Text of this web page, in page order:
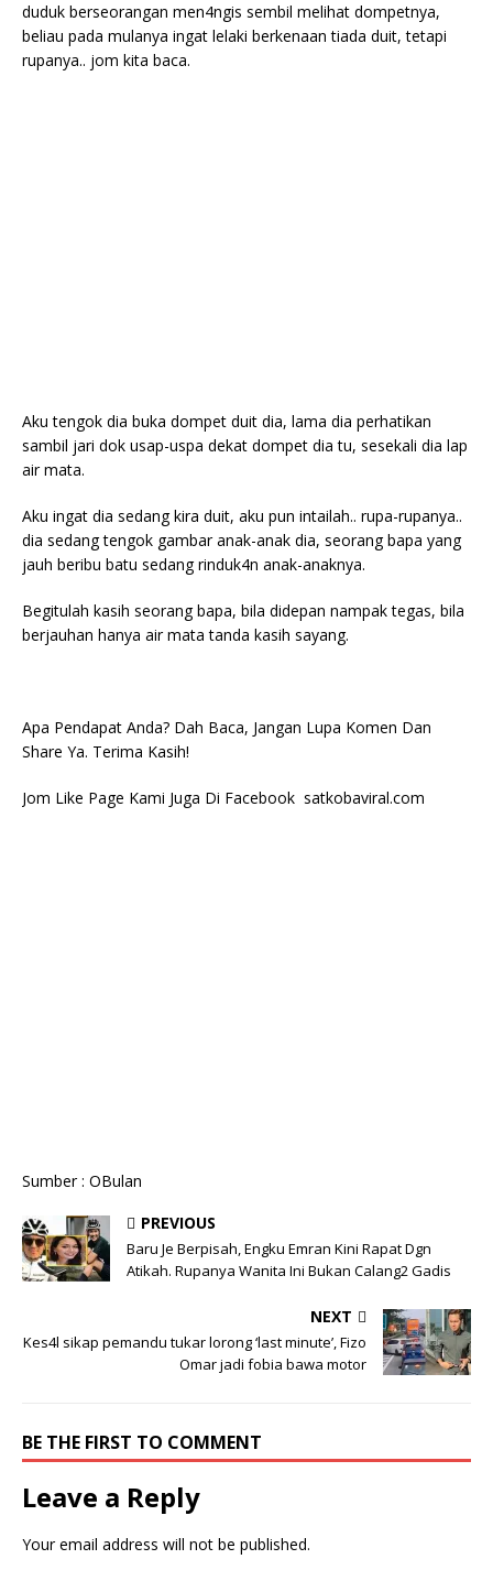
duduk berseorangan men4ngis sembil melihat dompetnya,
beliau pada mulanya ingat lelaki berkenaan tiada duit, tetapi
rupanya.. jom kita baca.
Aku tengok dia buka dompet duit dia, lama dia perhatikan
sambil jari dok usap-uspa dekat dompet dia tu, sesekali dia lap
air mata.
Aku ingat dia sedang kira duit, aku pun intailah.. rupa-rupanya..
dia sedang tengok gambar anak-anak dia, seorang bapa yang
jauh beribu batu sedang rinduk4n anak-anaknya.
Begitulah kasih seorang bapa, bila didepan nampak tegas, bila
berjauhan hanya air mata tanda kasih sayang.
Apa Pendapat Anda? Dah Baca, Jangan Lupa Komen Dan
Share Ya. Terima Kasih!
Jom Like Page Kami Juga Di Facebook satkobaviral.com
Sumber : OBulan
PREVIOUS
Baru Je Berpisah, Engku Emran Kini Rapat Dgn
Atikah. Rupanya Wanita Ini Bukan Calang2 Gadis
NEXT
Kes4l sikap pemandu tukar lorong ‘last minute’, Fizo
Omar jadi fobia bawa motor
BE THE FIRST TO COMMENT
Leave a Reply
Your email address will not be published.